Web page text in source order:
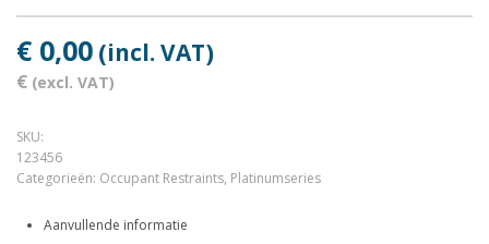
€ 0,00 (incl. VAT)
€ (excl. VAT)
SKU:
123456
Categorieën: Occupant Restraints, Platinumseries
Aanvullende informatie